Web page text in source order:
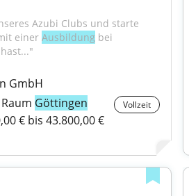
Azubi Clubs und starte
einer Ausbildung bei
GmbH
Göttingen Vollzeit
€ bis 43.800,00 €